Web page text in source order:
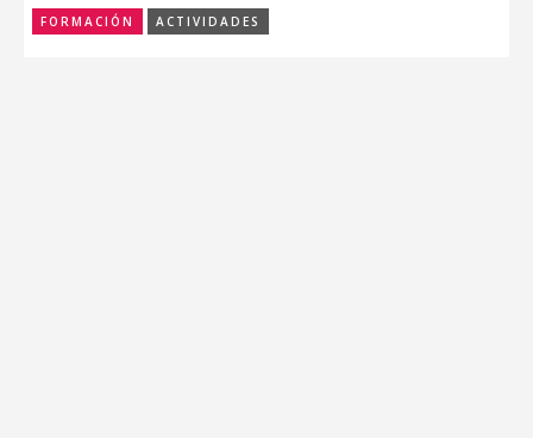
FORMACIÓN ACTIVIDADES